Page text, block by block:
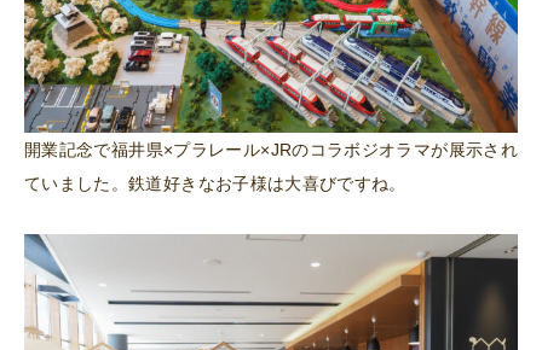
開業記念で福井県×プラレール×JRのコラボジオラマが展示され
ていました。鉄道好きなお子様は大喜びですね。